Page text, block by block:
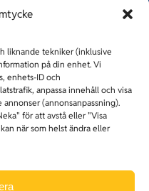
liknande tekniker (inklusive
på din enhet. Vi
enhets-ID och
anpassa innehåll och visa
(annonsanpassning).
för att avstå eller "Visa
när som helst ändra eller